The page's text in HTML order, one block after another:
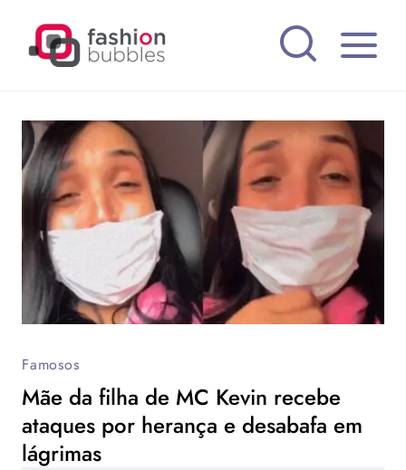
Famosos
Mãe da filha de MC Kevin recebe
ataques por herança e desabafa em
lágrimas